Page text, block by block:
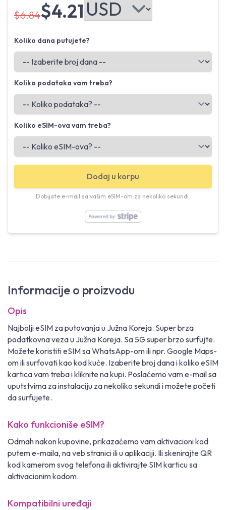
$6.84$4.21
Koliko dana putujete?
Koliko podataka vam treba?
Koliko eSIM-ova vam treba?
Dodaj u korpu
Dobijate e-mail sa vašim eSIM-om za nekoliko sekundi.
Informacije o proizvodu
Opis
Najbolji eSIM za putovanja u Južna Koreja. Super brza
podatkovna veza u Južna Koreja. Sa 5G super brzo surfujte.
Možete koristiti eSIM sa WhatsApp-om ili npr. Google Maps-
om ili surfovati kao kod kuće. Izaberite broj dana i koliko eSIM
kartica vam treba i kliknite na kupi. Poslaćemo vam e-mail sa
uputstvima za instalaciju za nekoliko sekundi i možete početi
da surfujete.
Kako funkcioniše eSIM?
Odmah nakon kupovine, prikazaćemo vam aktivacioni kod
putem e-maila, na veb stranici ili u aplikaciji. Ili skenirajte QR
kod kamerom svog telefona ili aktivirajte SIM karticu sa
aktivacionim kodom.
Kompatibilni uređaji